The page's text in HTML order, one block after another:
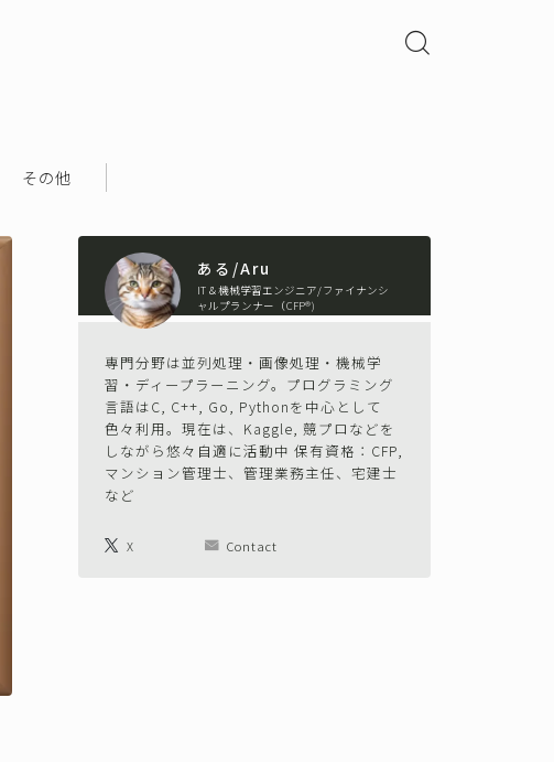
その他
ある/Aru
IT＆機械学習エンジニア/ファイナンシ
ャルプランナー（CFP®)
専門分野は並列処理・画像処理・機械学
習・ディープラーニング。プログラミング
言語はC, C++, Go, Pythonを中心として
色々利用。現在は、Kaggle, 競プロなどを
しながら悠々自適に活動中 保有資格：CFP,
マンション管理士、管理業務主任、宅建士
など
X Contact